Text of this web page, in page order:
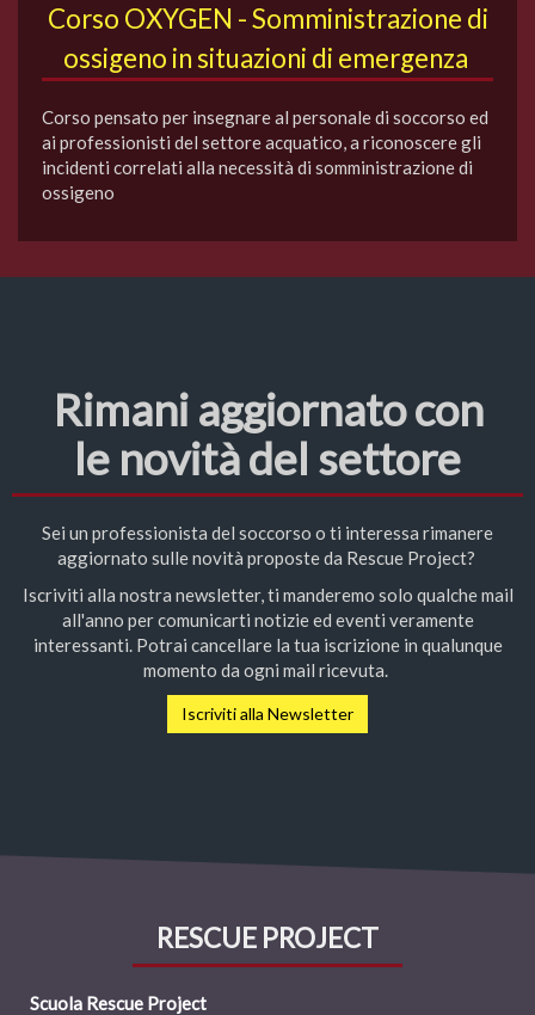
Corso OXYGEN - Somministrazione di
ossigeno in situazioni di emergenza
Corso pensato per insegnare al personale di soccorso ed
ai professionisti del settore acquatico, a riconoscere gli
incidenti correlati alla necessità di somministrazione di
ossigeno
Rimani aggiornato con
le novità del settore
Sei un professionista del soccorso o ti interessa rimanere
aggiornato sulle novità proposte da Rescue Project?
Iscriviti alla nostra newsletter, ti manderemo solo qualche mail
all'anno per comunicarti notizie ed eventi veramente
interessanti. Potrai cancellare la tua iscrizione in qualunque
momento da ogni mail ricevuta.
Iscriviti alla Newsletter
RESCUE PROJECT
Scuola Rescue Project